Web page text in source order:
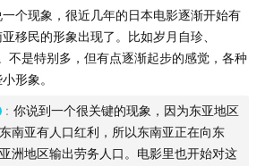
亚人改成黑人？
杀鸡
评
主义？
个现象，很近几年的日本电影逐渐开始有
移民的形象出现了。比如岁月自珍、
不是特别多，但有点逐渐起步的感觉，各种
形象。
: 你说到一个很关键的现象，因为东亚地区
南亚有人口红利，所以东南亚正在向东
洲地区输出劳务人口。电影里也开始对这